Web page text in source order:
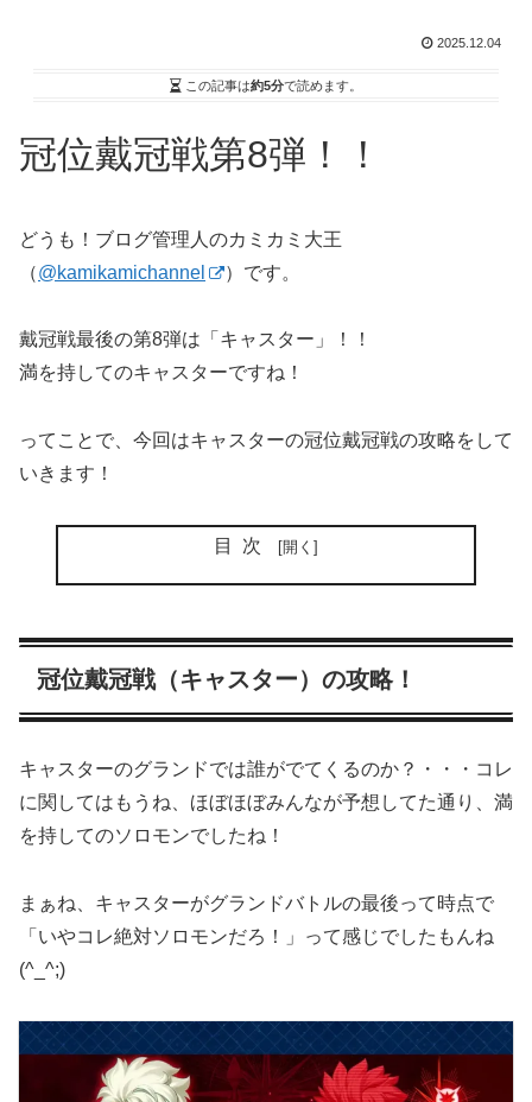
2025.12.04
この記事は約5分で読めます。
冠位戴冠戦第8弾！！
どうも！ブログ管理人のカミカミ大王
（@kamikamichannel ）です。
戴冠戦最後の第8弾は「キャスター」！！
満を持してのキャスターですね！
ってことで、今回はキャスターの冠位戴冠戦の攻略をして
いきます！
目次
冠位戴冠戦（キャスター）の攻略！
キャスターのグランドでは誰がでてくるのか？・・・コレ
に関してはもうね、ほぼほぼみんなが予想してた通り、満
を持してのソロモンでしたね！
まぁね、キャスターがグランドバトルの最後って時点で
「いやコレ絶対ソロモンだろ！」って感じでしたもんね
(^_^;)